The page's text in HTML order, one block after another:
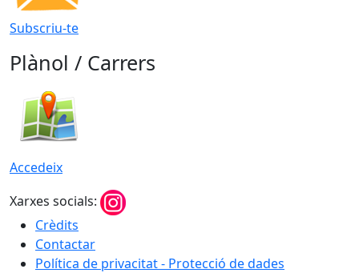
Subscriu-te
Plànol / Carrers
Accedeix
Xarxes socials:
Crèdits
Contactar
Política de privacitat - Protecció de dades